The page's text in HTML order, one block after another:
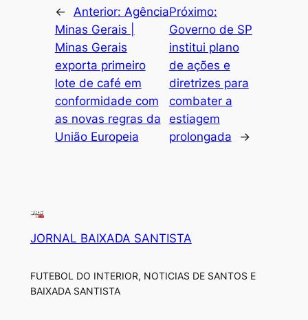
← Anterior: Agência
Minas Gerais |
Minas Gerais
exporta primeiro
lote de café em
conformidade com
as novas regras da
União Europeia
Próximo:
Governo de SP
institui plano
de ações e
diretrizes para
combater a
estiagem
prolongada
→
JORNAL BAIXADA SANTISTA
FUTEBOL DO INTERIOR, NOTICIAS DE SANTOS E
BAIXADA SANTISTA